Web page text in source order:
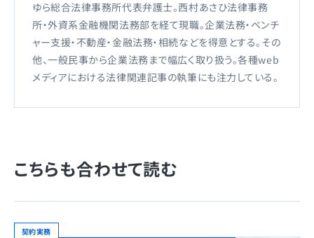
ゆら総合法律事務所代表弁護士。西村あさひ法律事務
所・外資系金融機関法務部を経て現職。企業法務・ベンチ
ャー支援・不動産・金融法務・相続などを得意とする。その
他、一般民事から企業法務まで幅広く取り扱う。各種web
メディアにおける法律関連記事の執筆にも注力している。
こちらも合わせて読む
契約実務